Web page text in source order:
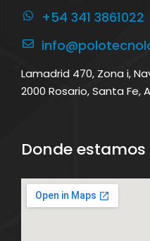
+54 341 3861022
Lamadrid 470, Zona i,
2000 Rosario, Santa Fe,
Donde estamos